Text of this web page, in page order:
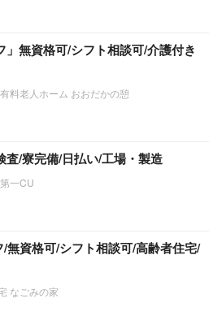
」無資格可/シフト相談可/介護付き
料老人ホーム おおだかの憩
査/寮完備/日払い/工場・製造
一CU
/無資格可/シフト相談可/高齢者住宅/
なごみの家